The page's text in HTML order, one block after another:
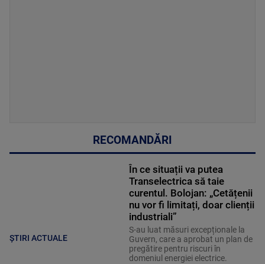
RECOMANDĂRI
ȘTIRI ACTUALE
În ce situații va putea
Transelectrica să taie
curentul. Bolojan: „Cetățenii
nu vor fi limitați, doar clienții
industriali”
S-au luat măsuri excepționale la
Guvern, care a aprobat un plan de
pregătire pentru riscuri în
domeniul energiei electrice.